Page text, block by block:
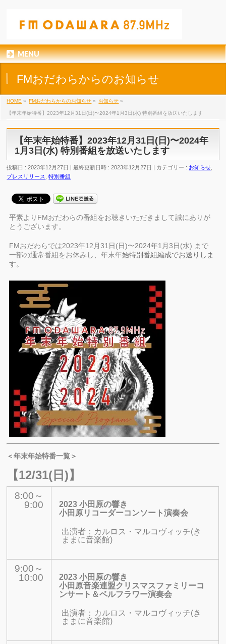
MENU
FMおだわらからのお知らせ
HOME » FMおだわらからのお知らせ » お知らせ »
【年末年始特番】2023年12月31日(日)〜2024年1月3日(水) 特別番組を放送いたします
【年末年始特番】2023年12月31日(日)〜2024年
1月3日(水) 特別番組を放送いたします
投稿日 : 2023年12月27日 最終更新日時 : 2023年12月27日 カテゴリー : お知らせ
プレスリリース
,特別番組
平素よりFMおだわらの番組をお聴きいただきまして誠にありが
とうございます。
FMおだわらでは2023年12月31日(日)〜2024年1月3日(水) まで
一部の通常番組をお休みし、年末年始特別番組編成でお送りしま
す。
＜年末年始特番一覧＞
【12/31(日)】
8:00～
9:00
2023 小田原の響き
小田原リコーダーコンソート演奏会
出演者： カルロス・マルコヴィッチ(き
ままに音楽館)
9:00～
10:00
2023 小田原の響き
小田原音楽連盟クリスマスファミリーコ
ンサート＆ベルフラワー演奏会
出演者： カルロス・マルコヴィッチ(き
ままに音楽館)